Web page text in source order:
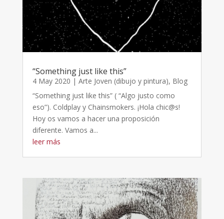
“Something just like this”
4 May 2020 | Arte Joven (dibujo y pintura), Blog
“Something just like this” ( “Algo justo como
eso”). Coldplay y Chainsmokers. ¡Hola chic@s!
Hoy os vamos a hacer una proposición
diferente. Vamos a...
leer más